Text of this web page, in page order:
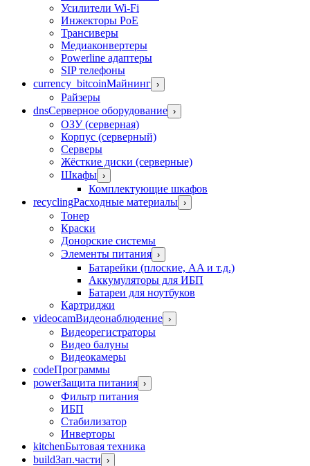
Усилители Wi-Fi
Инжекторы PoE
Трансиверы
Медиаконвертеры
Powerline адаптеры
SIP телефоны
currency_bitcoinМайнинг ›
Райзеры
dnsСерверное оборудование ›
ОЗУ (серверная)
Корпус (серверный)
Серверы
Жёсткие диски (серверные)
Шкафы ›
Комплектующие шкафов
recyclingРасходные материалы ›
Тонер
Краски
Донорские системы
Элементы питания ›
Батарейки (плоские, AA и т.д.)
Аккумуляторы для ИБП
Батареи для ноутбуков
Картриджи
videocamВидеонаблюдение ›
Видеорегистраторы
Видео балуны
Видеокамеры
codeПрограммы
powerЗащита питания ›
Фильтр питания
ИБП
Стабилизатор
Инверторы
kitchenБытовая техника
buildЗап.части ›